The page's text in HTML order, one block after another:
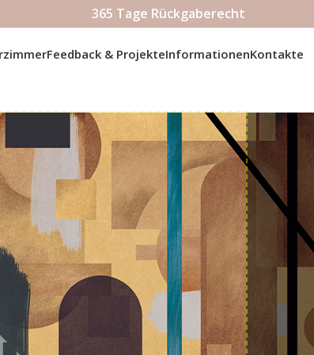
365 Tage Rückgaberecht
Feedback & ProjekteInformationenKontakte